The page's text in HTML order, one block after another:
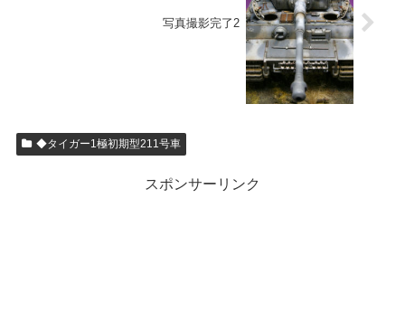
写真撮影完了2
◆タイガー1極初期型211号車
スポンサーリンク